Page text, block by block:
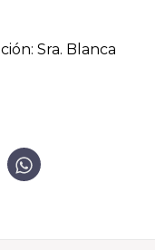
Sra. Blanca